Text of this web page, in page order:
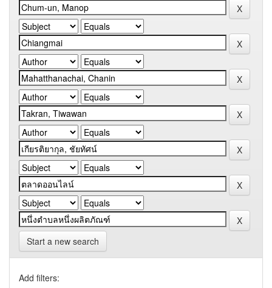
Start a new search
Add filters: